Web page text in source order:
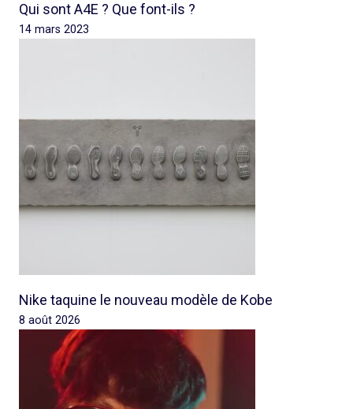
Qui sont A4E ? Que font-ils ?
14 mars 2023
Nike taquine le nouveau modèle de Kobe
8 août 2026